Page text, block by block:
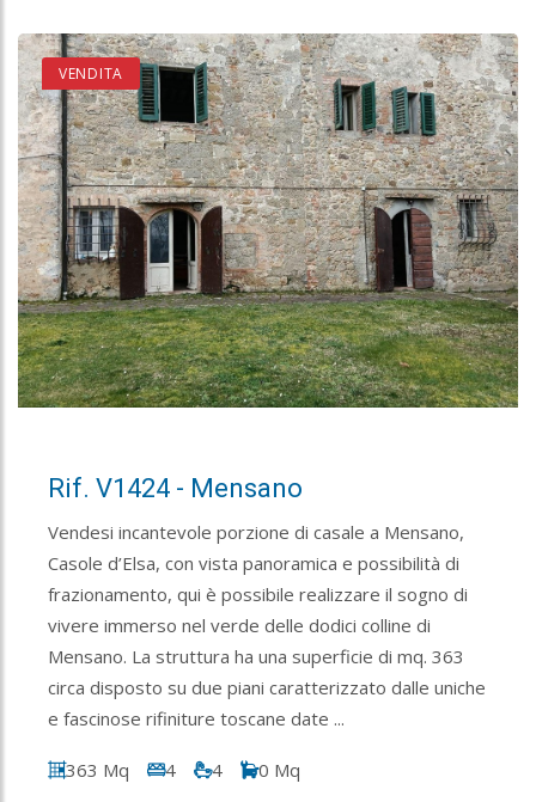
VENDITA
Rif. V1424 - Mensano
Vendesi incantevole porzione di casale a Mensano,
Casole d’Elsa, con vista panoramica e possibilità di
frazionamento, qui è possibile realizzare il sogno di
vivere immerso nel verde delle dodici colline di
Mensano. La struttura ha una superficie di mq. 363
circa disposto su due piani caratterizzato dalle uniche
e fascinose rifiniture toscane date ...
363 Mq 4 4 0 Mq